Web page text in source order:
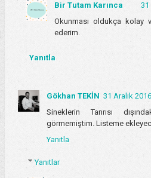
Bir Tutam Karınca
31
Okunması oldukça kolay
ederim.
Yanıtla
Gökhan TEKİN 31 Aralık
Sineklerin Tanrısı
görmemiştim. Listeme
Yanıtla
Yanıtlar